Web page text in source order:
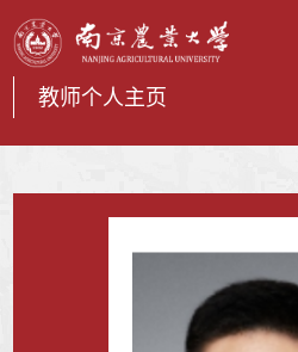
教师个人主页